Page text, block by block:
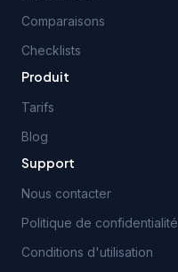
Comparaisons
Checklists
Produit
Tarifs
Blog
Support
Nous contacter
Politique de confidentialité
Conditions d'utilisation